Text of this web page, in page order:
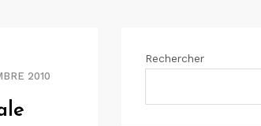
2010
Rechercher